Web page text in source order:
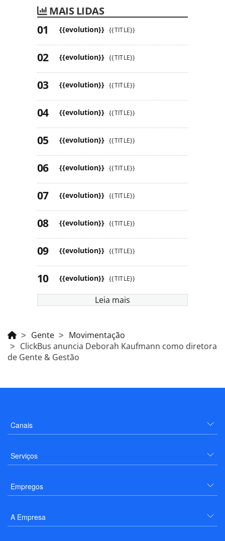
MAIS LIDAS
{{evolution}} {{TITLE}}
{{evolution}} {{TITLE}}
{{evolution}} {{TITLE}}
{{evolution}} {{TITLE}}
{{evolution}} {{TITLE}}
{{evolution}} {{TITLE}}
{{evolution}} {{TITLE}}
{{evolution}} {{TITLE}}
{{evolution}} {{TITLE}}
{{evolution}} {{TITLE}}
Leia mais
Gente
Movimentação
ClickBus anuncia Deborah Kaufmann como diretora
de Gente & Gestão
Canais
Serviços
Empregos
A Empresa